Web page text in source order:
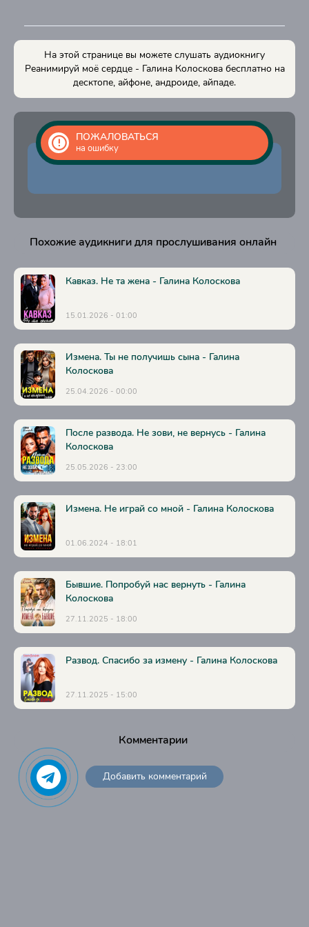
16
17
19
20
21
25
26
27
28
30
На этой странице вы можете слушать аудиокнигу
Реанимируй моё сердце - Галина Колоскова бесплатно на
десктопе, айфоне, андроиде, айпаде.
ПОЖАЛОВАТЬСЯ
на ошибку
Похожие аудикниги для прослушивания онлайн
Кавказ. Не та жена - Галина Колоскова
15.01.2026 - 01:00
Измена. Ты не получишь сына - Галина
Колоскова
25.04.2026 - 00:00
После развода. Не зови, не вернусь - Галина
Колоскова
25.05.2026 - 23:00
Измена. Не играй со мной - Галина Колоскова
01.06.2024 - 18:01
Бывшие. Попробуй нас вернуть - Галина
Колоскова
27.11.2025 - 18:00
Развод. Спасибо за измену - Галина Колоскова
27.11.2025 - 15:00
Комментарии
Добавить комментарий